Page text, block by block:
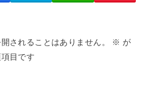
されることはありません。 ※ が
目です